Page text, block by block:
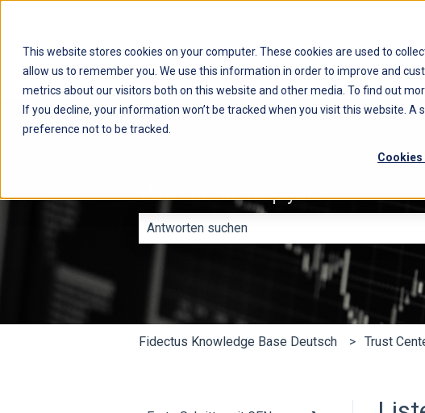
This website stores cookies on your computer. These cookies are used to
allow us to remember you. We use this information in order to improve and
metrics about our visitors both on this website and other media. To find out
If you decline, your information won’t be tracked when you visit this website.
preference not to be tracked.
How can we help you?
Es gibt keine Vorschläge, da das Suchfeld leer
Fidectus Knowledge Base Deutsch Trust